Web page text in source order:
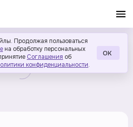
Продолжая пользоваться
на обработку персональных
Соглашения об
конфиденциальности.
ОК